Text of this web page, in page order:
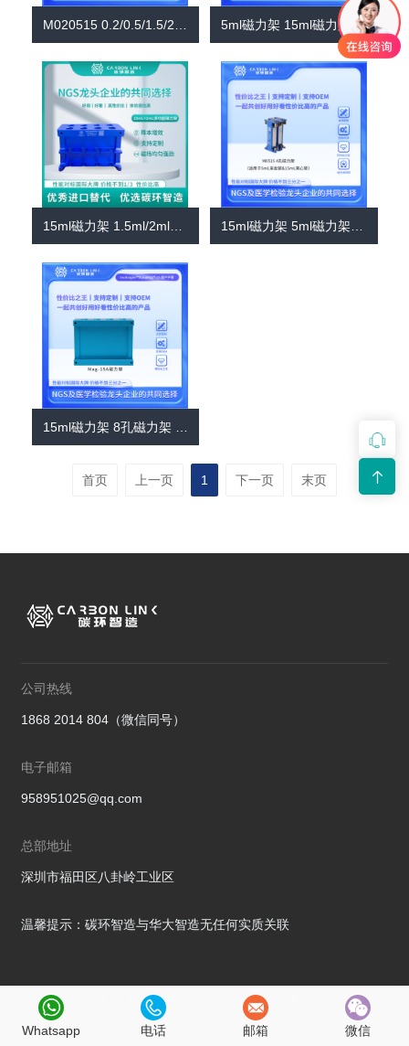
5ml磁力架 15ml磁力架 进口平替碳环智造 5mL磁力架 15mL磁力架二合一 4孔强磁磁力架(MT45415)
15ml磁力架 1.5ml/2ml磁力架 一体式强磁磁力架 进口平替碳环智造磁珠磁力架（M8515）
首页 上一页 1 下一页 末页
公司热线
1868 2014 804（微信同号）
电子邮箱
958951025@qq.com
总部地址
深圳市福田区八卦岭工业区
温馨提示：碳环智造与华大智造无任何实质关联
碳环智造（深圳）科技有限公司 版权所有 粤ICP备2023081827
Whatsapp 电话 邮箱 微信